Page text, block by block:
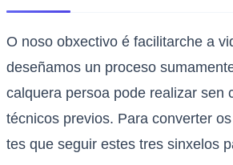
O noso obxectivo é facilitarche a
deseñamos un proceso
calquera persoa pode realizar sen
técnicos previos. Para converter
tes que seguir estes tres sinxelos